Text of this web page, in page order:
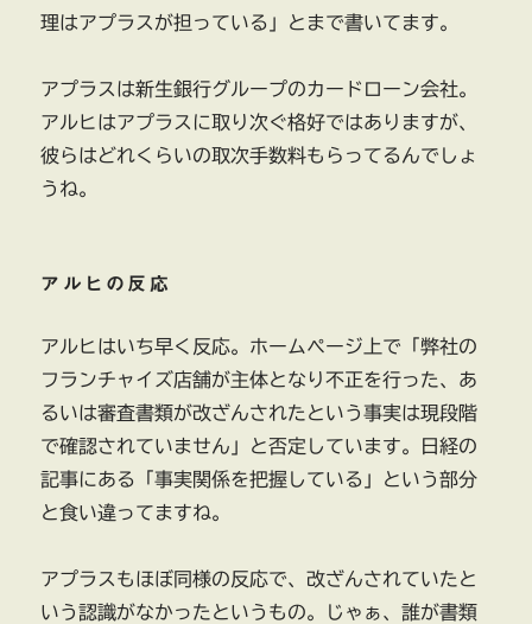
理はアプラスが担っている」とまで書いてます。
アプラスは新生銀行グループのカードローン会社。
アルヒはアプラスに取り次ぐ格好ではありますが、
彼らはどれくらいの取次手数料もらってるんでしょ
うね。
アルヒの反応
アルヒはいち早く反応。ホームページ上で「弊社の
フランチャイズ店舗が主体となり不正を行った、あ
るいは審査書類が改ざんされたという事実は現段階
で確認されていません」と否定しています。日経の
記事にある「事実関係を把握している」という部分
と食い違ってますね。
アプラスもほぼ同様の反応で、改ざんされていたと
いう認識がなかったというもの。じゃぁ、誰が書類